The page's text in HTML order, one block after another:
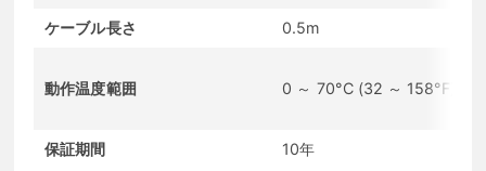
ケーブル長さ 0.5m
動作温度範囲 0 ～ 70°C (32 ～ 158°F)
保証期間 10年